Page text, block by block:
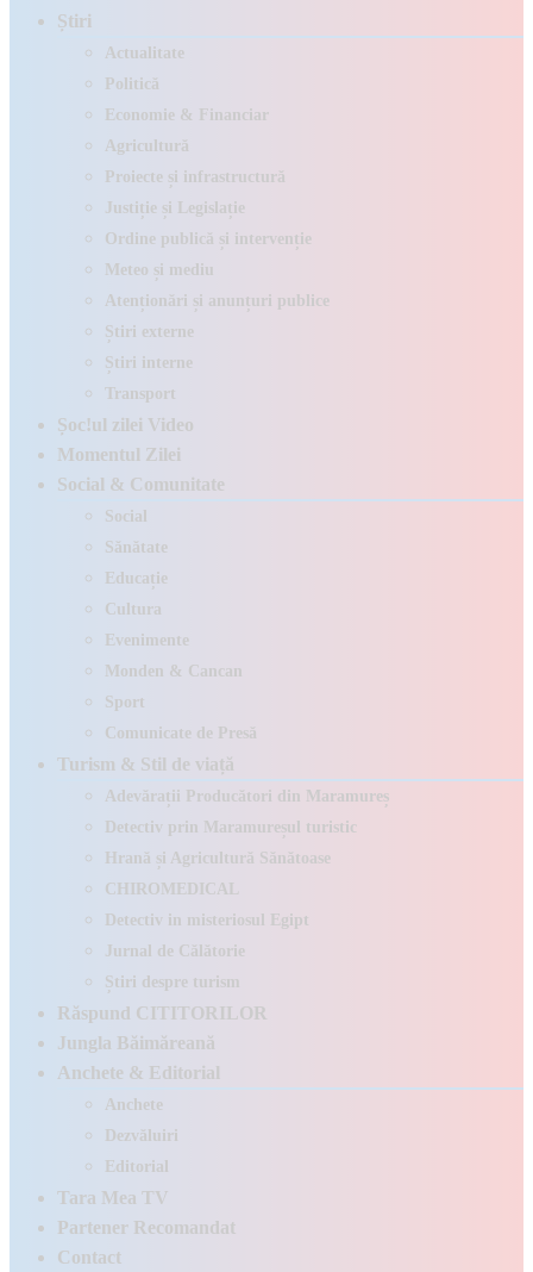
Știri
Actualitate
Politică
Economie & Financiar
Agricultură
Proiecte și infrastructură
Justiție și Legislație
Ordine publică și intervenție
Meteo și mediu
Atenționări și anunțuri publice
Știri externe
Știri interne
Transport
Șoc!ul zilei Video
Momentul Zilei
Social & Comunitate
Social
Sănătate
Educație
Cultura
Evenimente
Monden & Cancan
Sport
Comunicate de Presă
Turism & Stil de viață
Adevărații Producători din Maramureș
Detectiv prin Maramureșul turistic
Hrană și Agricultură Sănătoase
CHIROMEDICAL
Detectiv in misteriosul Egipt
Jurnal de Călătorie
Știri despre turism
Răspund CITITORILOR
Jungla Băimăreană
Anchete & Editorial
Anchete
Dezvăluiri
Editorial
Tara Mea TV
Partener Recomandat
Contact